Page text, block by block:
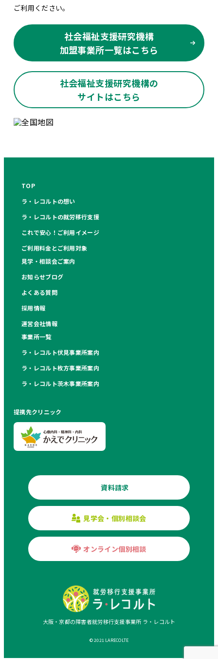
ご利用ください。
社会福祉支援研究機構
加盟事業所一覧はこちら
社会福祉支援研究機構の
サイトはこちら
TOP
ラ・レコルトの想い
ラ・レコルトの就労移行支援
これで安心！ご利用イメージ
ご利用料金とご利用対象
見学・相談会ご案内
お知らせブログ
よくある質問
採用情報
運営会社情報
事業所一覧
ラ・レコルト伏見事業所案内
ラ・レコルト枚方事業所案内
ラ・レコルト茨木事業所案内
提携先クリニック
資料請求
見学会・個別相談会
オンライン個別相談
大阪・京都の障害者就労移行支援事業所 ラ・レコルト
© 2021 LARECOLTE